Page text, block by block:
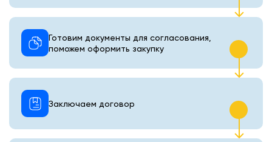
Готовим документы для согласования,
поможем оформить закупку
Заключаем договор